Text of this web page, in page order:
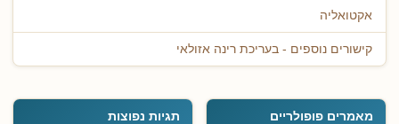
אקטואליה
קישורים נוספים - בעריכת רינה אזולאי
מאמרים פופולריים תגיות נפוצות